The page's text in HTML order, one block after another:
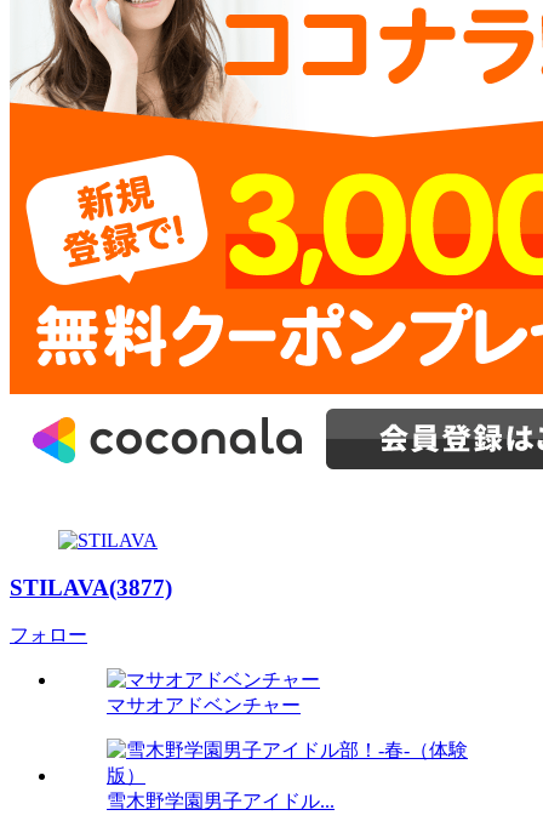
STILAVA(3877)
フォロー
マサオアドベンチャー
雪木野学園男子アイドル...